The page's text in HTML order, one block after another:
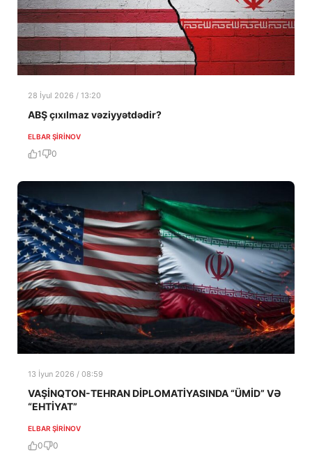
28 İyul 2026 / 13:20
ABŞ çıxılmaz vəziyyətdədir?
ELBAR ŞIRINOV
1 0
13 İyun 2026 / 08:59
VAŞİNQTON-TEHRAN DİPLOMATİYASINDA “ÜMİD” VƏ
“EHTİYAT”
ELBAR ŞIRINOV
0 0